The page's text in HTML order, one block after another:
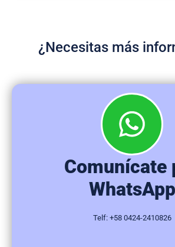
¿Necesitas más
Comunícate
WhatsApp
Telf: +58 0424-2410826